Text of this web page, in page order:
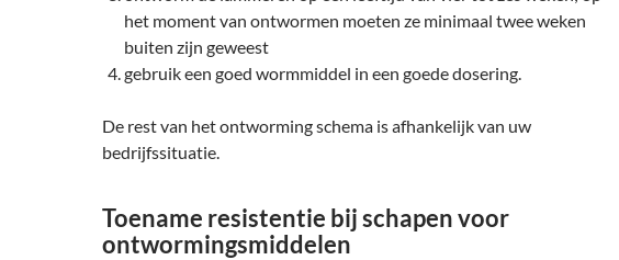
het moment van ontwormen moeten ze minimaal twee weken
buiten zijn geweest
gebruik een goed wormmiddel in een goede dosering.
De rest van het ontworming schema is afhankelijk van uw
bedrijfssituatie.
Toename resistentie bij schapen voor
ontwormingsmiddelen